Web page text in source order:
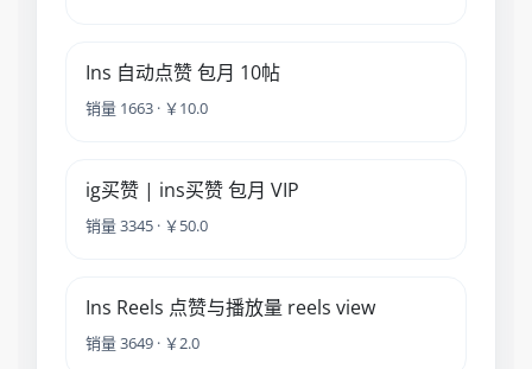
Ins 自动点赞 包月 10帖
销量 1663 · ￥10.0
ig买赞 | ins买赞 包月 VIP
销量 3345 · ￥50.0
Ins Reels 点赞与播放量 reels view
销量 3649 · ￥2.0